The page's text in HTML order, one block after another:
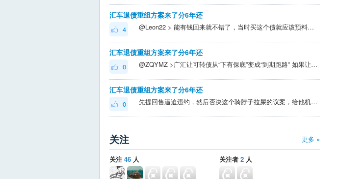
汇车退债重组方案来了分6年还
4 @Leon22 > 能有钱回来就不错了，当时买这个债就应该预料到后续的风险 > > 可转债本身就是风险投资。评级已经下调了，拿到底就是赌了。愿赌服输才是好品质，不能赌赢了就吹自己水平高，赌输了就骂娘上街 法律赋予债权人的合法博弈权力。你单...
汇车退债重组方案来了分6年还
0 @ZQYMZ >广汇让可转债从“下有保底”变成“到期跑路” 如果让广汇开了这个口子，转债的底线就被历史性的拉低了
汇车退债重组方案来了分6年还
0 先提回售逼迫违约，然后否决这个骑脖子拉屎的议案，给他机会再好好想个合理的方案
更多 »
关注
关注 46 人 关注者 2 人